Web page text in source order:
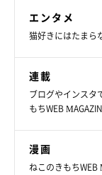
エンタメ
猫好きにはたまら
連載
ブログやインスタ
もちWEB
漫画
ねこのきもち